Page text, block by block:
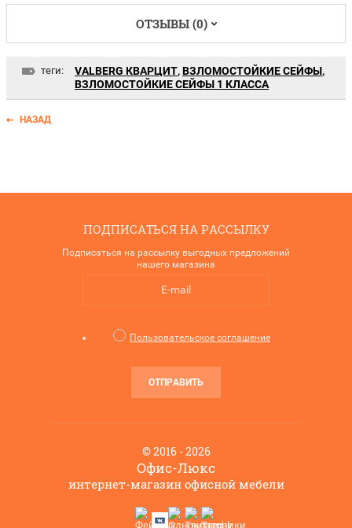
ОТЗЫВЫ (0)
теги: VALBERG КВАРЦИТ,ВЗЛОМОСТОЙКИЕ СЕЙФЫ,
ВЗЛОМОСТОЙКИЕ СЕЙФЫ 1 КЛАССА
НАЗАД
ПОДПИСАТЬСЯ НА РАССЫЛКУ
Подписаться на рассылку выгодных предложений
нашего магазина
Пользовательское соглашение
ОТПРАВИТЬ
© 2016 - 2026
Офис-Люкс
интернет-магазин офисной мебели